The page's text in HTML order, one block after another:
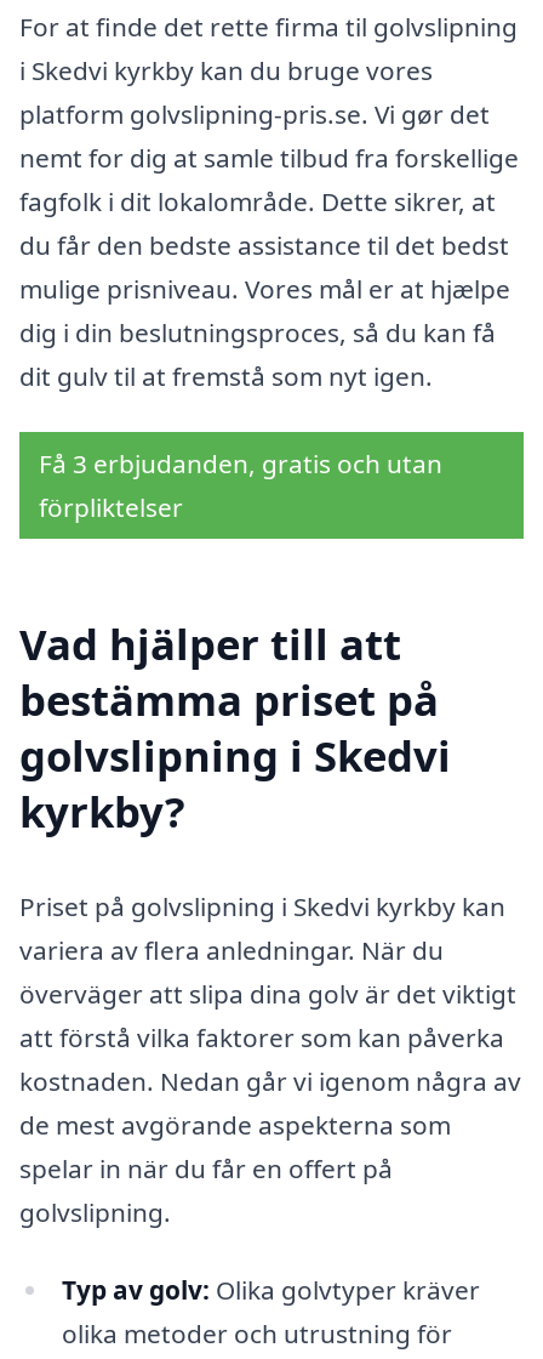
For at finde det rette firma til golvslipning
i Skedvi kyrkby kan du bruge vores
platform golvslipning-pris.se. Vi gør det
nemt for dig at samle tilbud fra forskellige
fagfolk i dit lokalområde. Dette sikrer, at
du får den bedste assistance til det bedst
mulige prisniveau. Vores mål er at hjælpe
dig i din beslutningsproces, så du kan få
dit gulv til at fremstå som nyt igen.
Få 3 erbjudanden, gratis och utan
förpliktelser
Vad hjälper till att
bestämma priset på
golvslipning i Skedvi
kyrkby?
Priset på golvslipning i Skedvi kyrkby kan
variera av flera anledningar. När du
överväger att slipa dina golv är det viktigt
att förstå vilka faktorer som kan påverka
kostnaden. Nedan går vi igenom några av
de mest avgörande aspekterna som
spelar in när du får en offert på
golvslipning.
Typ av golv: Olika golvtyper kräver
olika metoder och utrustning för